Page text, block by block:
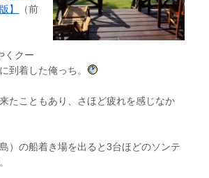
】
（前
くクー
到着した俺っち。
たこともあり、さほど疲れを感じなか
）の船着き場を出ると3台ほどのソンテ